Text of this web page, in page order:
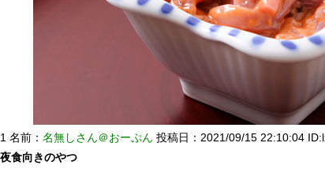
1 名前： 名無しさん＠おーぷん 投稿日：2021/09/15 22:10:04
夜食向きのやつ